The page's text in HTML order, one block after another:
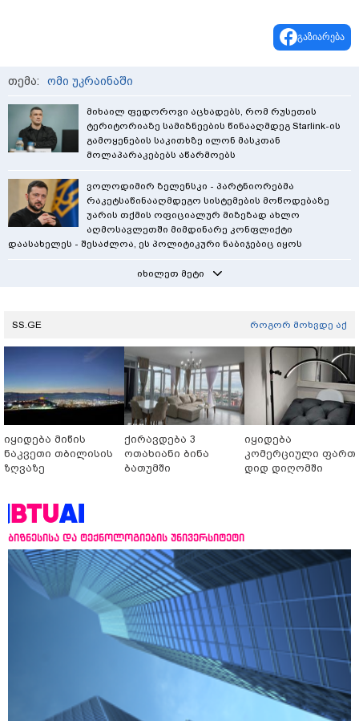
გაზიარება
თემა: ომი უკრაინაში
მიხაილ ფედოროვი აცხადებს, რომ რუსეთის
ტერიტორიაზე სამიზნეების წინააღმდეგ Starlink-ის
გამოყენების საკითხზე ილონ მასკთან
მოლაპარაკებებს აწარმოებს
ვოლოდიმირ ზელენსკი - პარტნიორებმა
რაკეტსაწინააღმდეგო სისტემების მოწოდებაზე
უარის თქმის ოფიციალურ მიზეზად ახლო
აღმოსავლეთში მიმდინარე კონფლიქტი
დაასახელეს - შესაძლოა, ეს პოლიტიკური ნაბიჯებიც იყოს
იხილეთ მეტი
SS.GE როგორ მოხვდე აქ
იყიდება მიწის
ნაკვეთი თბილისის
ზღვაზე
ქირავდება 3
ოთახიანი ბინა
ბათუმში
იყიდება
კომერციული
დიდ დიღომში
ბიზნესისა და ტექნოლოგიების უნივერსიტეტი